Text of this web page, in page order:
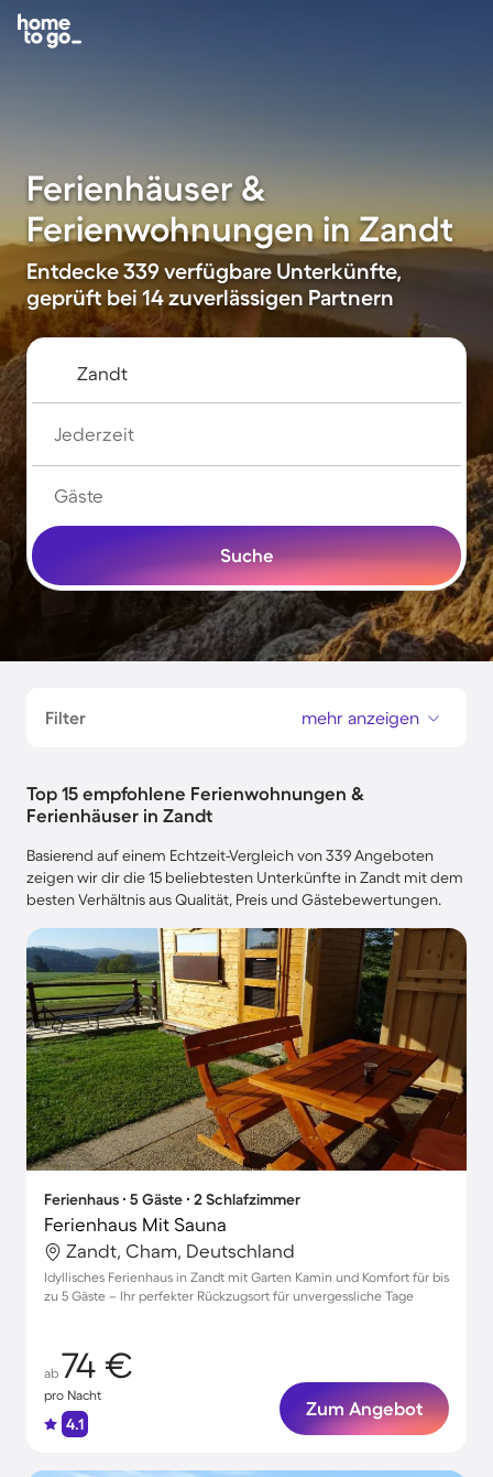
Ferienhäuser &
Ferienwohnungen in Zandt
Entdecke 339 verfügbare Unterkünfte,
geprüft bei 14 zuverlässigen Partnern
Jederzeit
Gäste
Suche
Filter mehr anzeigen
Top 15 empfohlene Ferienwohnungen &
Ferienhäuser in Zandt
Basierend auf einem Echtzeit-Vergleich von 339 Angeboten
zeigen wir dir die 15 beliebtesten Unterkünfte in Zandt mit dem
besten Verhältnis aus Qualität, Preis und Gästebewertungen.
Ferienhaus ∙ 5 Gäste ∙ 2 Schlafzimmer
Ferienhaus Mit Sauna
Zandt, Cham, Deutschland
Idyllisches Ferienhaus in Zandt mit Garten Kamin und Komfort für bis
zu 5 Gäste – Ihr perfekter Rückzugsort für unvergessliche Tage
ab 74 €
pro Nacht
4.1
Zum Angebot